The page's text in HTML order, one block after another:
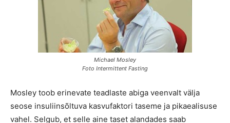
Michael Mosley
Foto Intermittent Fasting
Mosley toob erinevate teadlaste abiga veenvalt välja
seose insuliinsõltuva kasvufaktori taseme ja pikaealisuse
vahel. Selgub, et selle aine taset alandades saab